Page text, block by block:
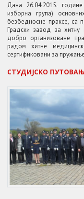
Дана 26.04.2015.
изборна група)
безбедносне праксе, са
Градски завод за
добро организоване
радом хитне
сертификовани за
СТУДИЈСКО